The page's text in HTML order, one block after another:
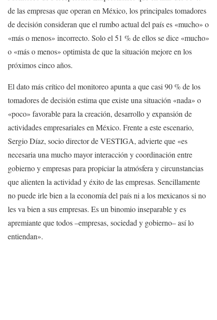
de las empresas que operan en México, los principales tomadores
de decisión consideran que el rumbo actual del país es «mucho» o
«más o menos» incorrecto. Solo el 51 % de ellos se dice «mucho»
o «más o menos» optimista de que la situación mejore en los
próximos cinco años.
El dato más crítico del monitoreo apunta a que casi 90 % de los
tomadores de decisión estima que existe una situación «nada» o
«poco» favorable para la creación, desarrollo y expansión de
actividades empresariales en México. Frente a este escenario,
Sergio Díaz, socio director de VESTIGA, advierte que «es
necesaria una mucho mayor interacción y coordinación entre
gobierno y empresas para propiciar la atmósfera y circunstancias
que alienten la actividad y éxito de las empresas. Sencillamente
no puede irle bien a la economía del país ni a los mexicanos si no
les va bien a sus empresas. Es un binomio inseparable y es
apremiante que todos –empresas, sociedad y gobierno– así lo
entiendan».